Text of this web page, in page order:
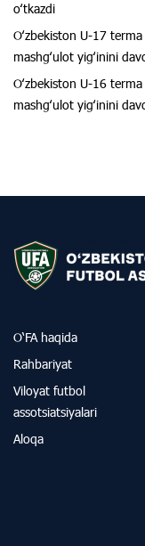
oʻtkazdi
Oʻzbekiston U-17
mashgʻulot yigʻinini
Oʻzbekiston U-16
mashgʻulot yigʻinini
O‘FA haqida
Rahbariyat
Viloyat futbol
assotsiatsiyalari
Aloqa